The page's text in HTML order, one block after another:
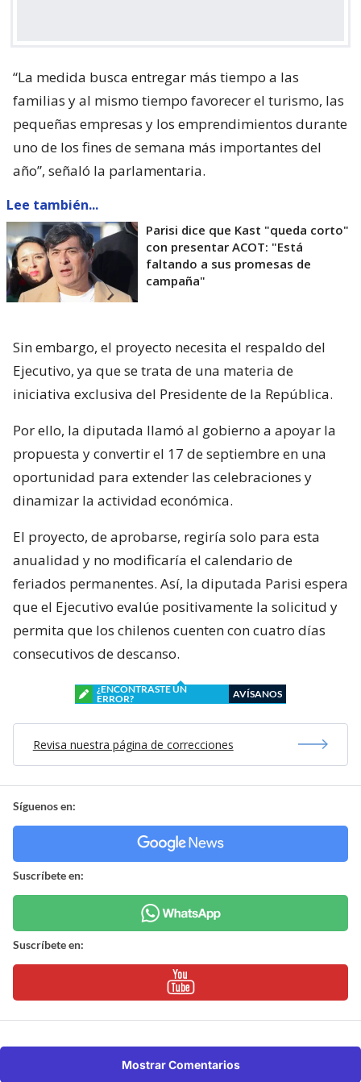
“La medida busca entregar más tiempo a las
familias y al mismo tiempo favorecer el turismo, las
pequeñas empresas y los emprendimientos durante
uno de los fines de semana más importantes del
año”, señaló la parlamentaria.
Lee también...
Parisi dice que Kast "queda corto"
con presentar ACOT: "Está
faltando a sus promesas de
campaña"
Sin embargo, el proyecto necesita el respaldo del
Ejecutivo, ya que se trata de una materia de
iniciativa exclusiva del Presidente de la República.
Por ello, la diputada llamó al gobierno a apoyar la
propuesta y convertir el 17 de septiembre en una
oportunidad para extender las celebraciones y
dinamizar la actividad económica.
El proyecto, de aprobarse, regiría solo para esta
anualidad y no modificaría el calendario de
feriados permanentes. Así, la diputada Parisi espera
que el Ejecutivo evalúe positivamente la solicitud y
permita que los chilenos cuenten con cuatro días
consecutivos de descanso.
¿ENCONTRASTE UN
ERROR?
AVÍSANOS
Revisa nuestra página de correcciones
Síguenos en:
Suscríbete en:
Suscríbete en:
Mostrar Comentarios